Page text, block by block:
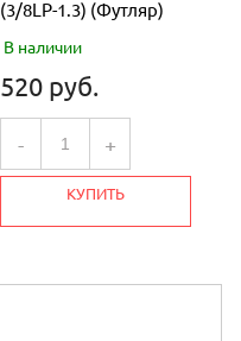
(3/8LP-1.3) (Футляр)
В наличии
520 руб.
- +
КУПИТЬ